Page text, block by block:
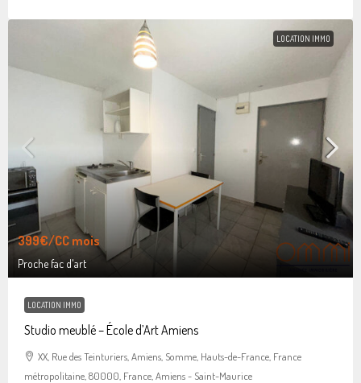
LOCATION IMMO
399€/CC mois
Proche fac d'art
LOCATION IMMO
Studio meublé – École d’Art Amiens
XX, Rue des Teinturiers, Amiens, Somme, Hauts-de-France, France
métropolitaine, 80000, France, Amiens - Saint-Maurice